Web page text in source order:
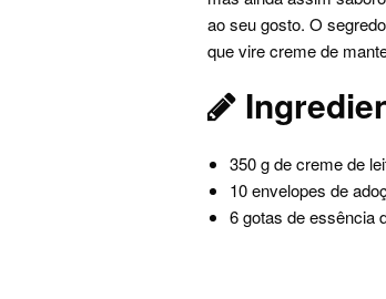
ao seu gosto. O
que vire creme de
350 g de creme de
10 envelopes de
6 gotas de essência